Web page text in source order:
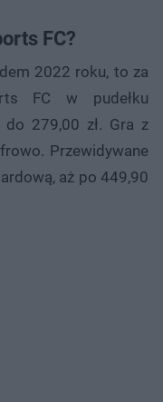
FC?
2022 roku, to za
FC w pudełku
do 279,00 zł. Gra z
Przewidywane
aż po 449,90